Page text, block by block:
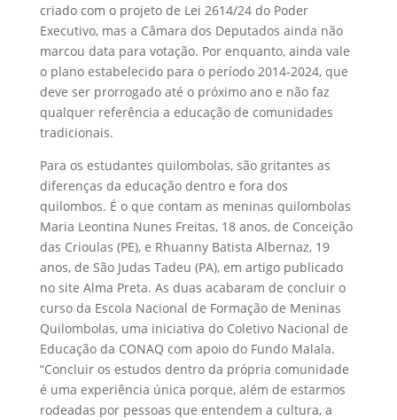
criado com o projeto de Lei 2614/24 do Poder
Executivo, mas a Câmara dos Deputados ainda não
marcou data para votação. Por enquanto, ainda vale
o plano estabelecido para o período 2014-2024, que
deve ser prorrogado até o próximo ano e não faz
qualquer referência a educação de comunidades
tradicionais.
Para os estudantes quilombolas, são gritantes as
diferenças da educação dentro e fora dos
quilombos. É o que contam as meninas quilombolas
Maria Leontina Nunes Freitas, 18 anos, de Conceição
das Crioulas (PE), e Rhuanny Batista Albernaz, 19
anos, de São Judas Tadeu (PA), em artigo publicado
no site Alma Preta. As duas acabaram de concluir o
curso da Escola Nacional de Formação de Meninas
Quilombolas, uma iniciativa do Coletivo Nacional de
Educação da CONAQ com apoio do Fundo Malala.
“Concluir os estudos dentro da própria comunidade
é uma experiência única porque, além de estarmos
rodeadas por pessoas que entendem a cultura, a